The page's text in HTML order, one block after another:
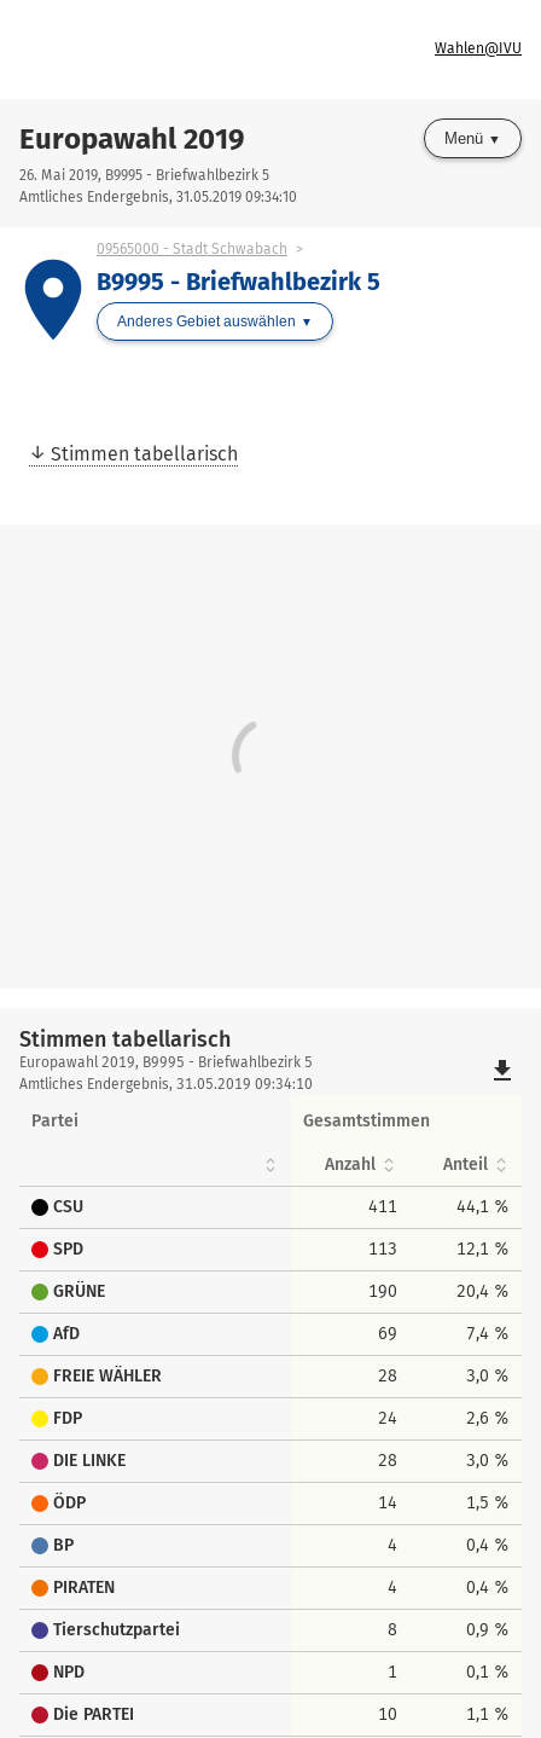
Wahlen@IVU
Europawahl 2019
26. Mai 2019, B9995 - Briefwahlbezirk 5
Amtliches Endergebnis, 31.05.2019 09:34:10
Menü
place
09565000 - Stadt Schwabach
B9995 - Briefwahlbezirk 5
Anderes Gebiet auswählen
Stimmen tabellarisch
Stimmen tabellarisch
Stimmen
tabellarisch
Europawahl 2019, B9995 - Briefwahlbezirk 5
Amtliches Endergebnis, 31.05.2019 09:34:10
file_download
Partei Gesamtstimmen
Anzahl Anteil
CSU 411 44,1 %
SPD 113 12,1 %
GRÜNE 190 20,4 %
AfD 69 7,4 %
FREIE WÄHLER 28 3,0 %
FDP 24 2,6 %
DIE LINKE 28 3,0 %
ÖDP 14 1,5 %
BP 4 0,4 %
PIRATEN 4 0,4 %
Tierschutzpartei 8 0,9 %
NPD 1 0,1 %
Die PARTEI 10 1,1 %